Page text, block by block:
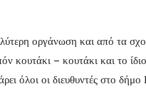
οργάνωση και από τα
κουτάκι – κουτάκι και το
όλοι οι διευθυντές στο